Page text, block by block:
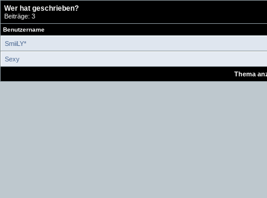
Wer hat geschrieben?
Beiträge: 3
Benutzername
SmiiLY*
Sexy
Thema